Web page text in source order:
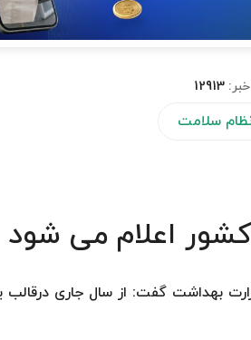
12913
نظام سلامت
اعلام می شود
بهداشت گفت: از سال جاری